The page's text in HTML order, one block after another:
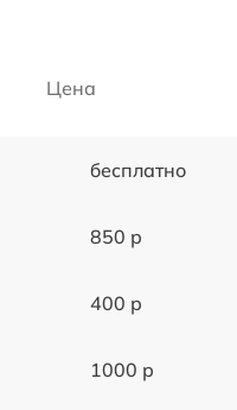
Цена
бесплатно
850 р
400 р
1000 р